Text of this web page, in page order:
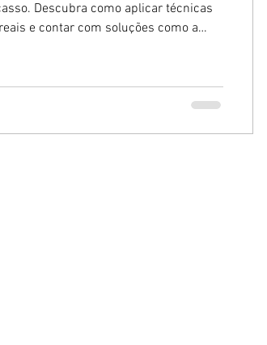
Descubra como aplicar técnicas
e contar com soluções como a